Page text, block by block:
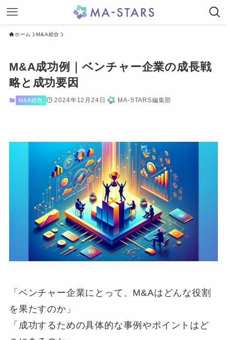
ホーム M&A総合
M&A成功例｜ベンチャー企業の成長戦
略と成功要因
M&A総合 2024年12月24日 MA-STARS編集部
「ベンチャー企業にとって、M&Aはどんな役割
を果たすのか」
「成功するための具体的な事例やポイントはど